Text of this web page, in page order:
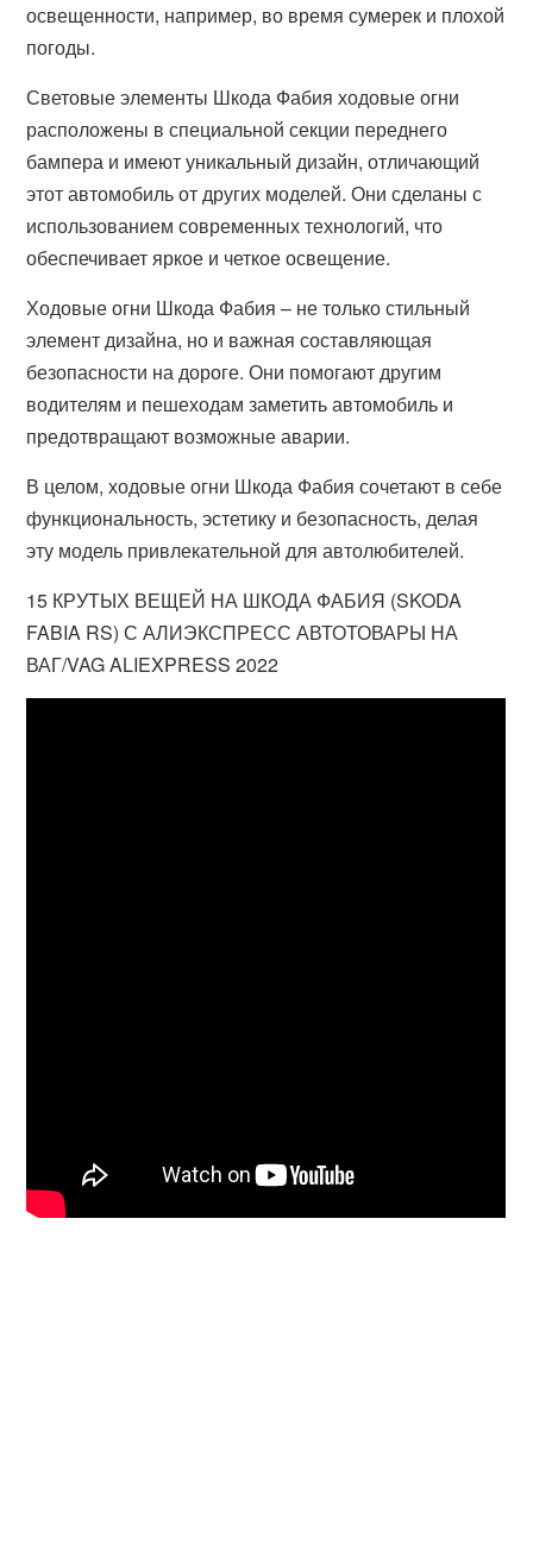
освещенности, например, во время сумерек и плохой
погоды.
Световые элементы Шкода Фабия ходовые огни
расположены в специальной секции переднего
бампера и имеют уникальный дизайн, отличающий
этот автомобиль от других моделей. Они сделаны с
использованием современных технологий, что
обеспечивает яркое и четкое освещение.
Ходовые огни Шкода Фабия – не только стильный
элемент дизайна, но и важная составляющая
безопасности на дороге. Они помогают другим
водителям и пешеходам заметить автомобиль и
предотвращают возможные аварии.
В целом, ходовые огни Шкода Фабия сочетают в себе
функциональность, эстетику и безопасность, делая
эту модель привлекательной для автолюбителей.
15 КРУТЫХ ВЕЩЕЙ НА ШКОДА ФАБИЯ (SKODA
FABIA RS) С АЛИЭКСПРЕСС АВТОТОВАРЫ НА
ВАГ/VAG ALIEXPRESS 2022